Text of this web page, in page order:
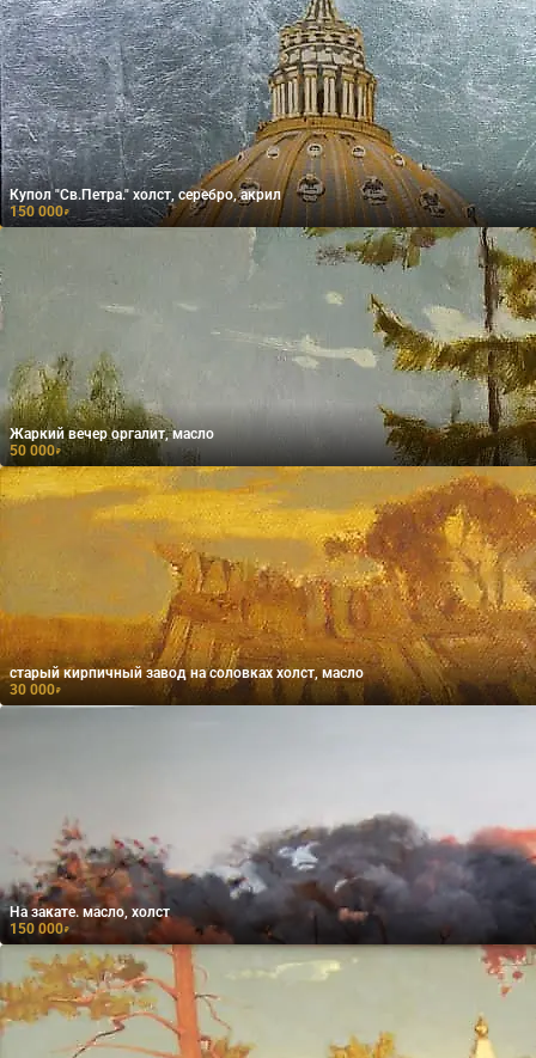
Купол "Cв.Петра." холст, серебро, акрил
150 000₽
Жаркий вечер оргалит, масло
50 000₽
старый кирпичный завод на соловках холст, масло
30 000₽
На закате. масло, холст
150 000₽